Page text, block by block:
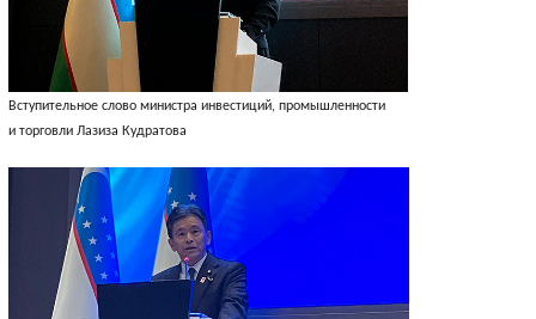
Вступительное слово министра инвестиций, промышленности
и торговли Лазиза Кудратова